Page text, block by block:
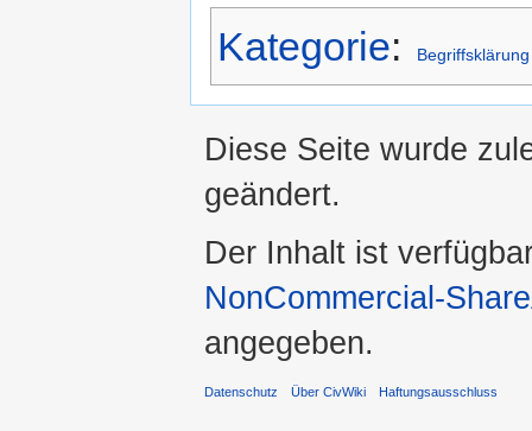
Kategorie: Begriffsklärung
Diese Seite wurde
geändert.
Der Inhalt ist
NonCommercial-
angegeben.
Datenschutz Über CivWiki Haftungsausschluss